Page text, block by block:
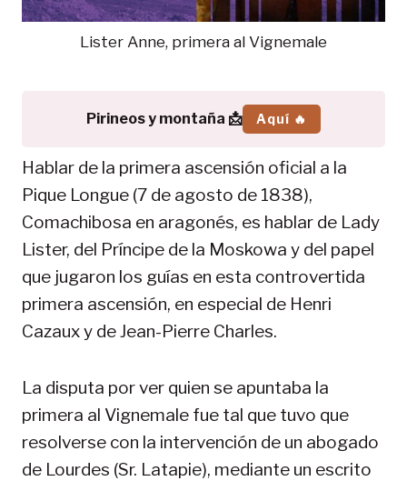
Lister Anne, primera al Vignemale
Pirineos y montaña 📩 Aquí 🔥
Hablar de la primera ascensión oficial a la
Pique Longue (7 de agosto de 1838),
Comachibosa en aragonés, es hablar de Lady
Lister, del Príncipe de la Moskowa y del papel
que jugaron los guías en esta controvertida
primera ascensión, en especial de Henri
Cazaux y de Jean-Pierre Charles.
La disputa por ver quien se apuntaba la
primera al Vignemale fue tal que tuvo que
resolverse con la intervención de un abogado
de Lourdes (Sr. Latapie), mediante un escrito